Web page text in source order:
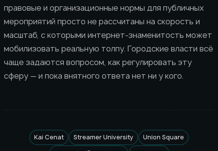
правовые и организационные нормы для публичных
мероприятий просто не рассчитаны на скорость и
масштаб, с которыми интернет-знаменитость может
мобилизовать реальную толпу. Городские власти всё
чаще задаются вопросом, как регулировать эту
сферу — и пока внятного ответа нет ни у кого.
Kai Cenat Streamer University
Union Square